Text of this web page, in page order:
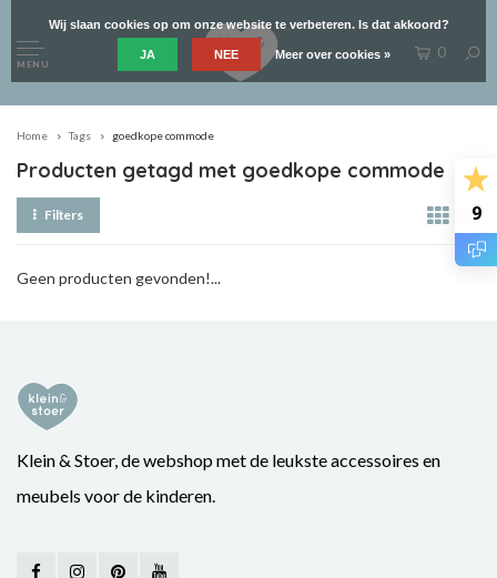
9
MENU
0
Home Tags goedkope commode
Producten getagd met goedkope commode
Filters
Geen producten gevonden!...
Klein & Stoer, de webshop met de leukste accessoires en
meubels voor de kinderen.
Wij slaan cookies op om onze website te verbeteren. Is dat akkoord?
JA NEE Meer over cookies »